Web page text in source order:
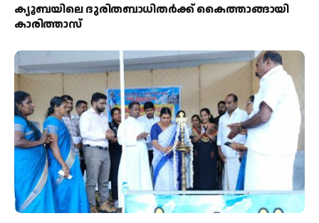
ക്യൂബയിലെ ദുരിതബാധിതർക്ക് കൈത്താങ്ങായി
കാരിത്താസ്